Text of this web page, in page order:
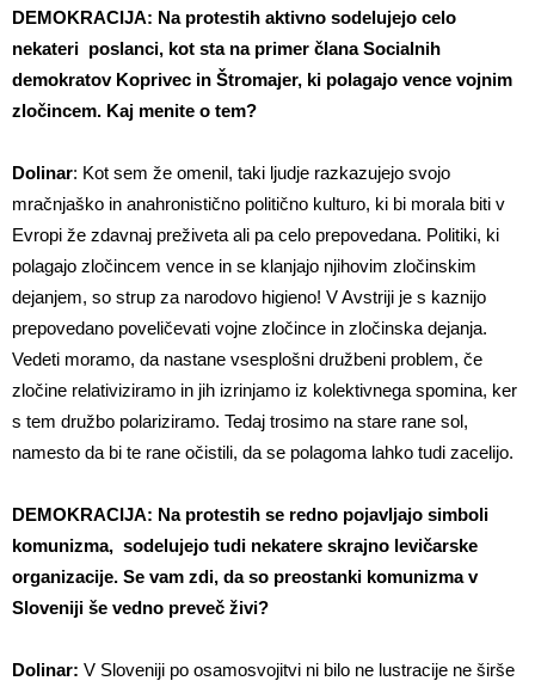
DEMOKRACIJA: Na protestih aktivno sodelujejo celo
nekateri poslanci, kot sta na primer člana Socialnih
demokratov Koprivec in Štromajer, ki polagajo vence vojnim
zločincem. Kaj menite o tem?
Dolinar: Kot sem že omenil, taki ljudje razkazujejo svojo
mračnjaško in anahronistično politično kulturo, ki bi morala biti v
Evropi že zdavnaj preživeta ali pa celo prepovedana. Politiki, ki
polagajo zločincem vence in se klanjajo njihovim zločinskim
dejanjem, so strup za narodovo higieno! V Avstriji je s kaznijo
prepovedano poveličevati vojne zločince in zločinska dejanja.
Vedeti moramo, da nastane vsesplošni družbeni problem, če
zločine relativiziramo in jih izrinjamo iz kolektivnega spomina, ker
s tem družbo polariziramo. Tedaj trosimo na stare rane sol,
namesto da bi te rane očistili, da se polagoma lahko tudi zacelijo.
DEMOKRACIJA: Na protestih se redno pojavljajo simboli
komunizma, sodelujejo tudi nekatere skrajno levičarske
organizacije. Se vam zdi, da so preostanki komunizma v
Sloveniji še vedno preveč živi?
Dolinar: V Sloveniji po osamosvojitvi ni bilo ne lustracije ne širše